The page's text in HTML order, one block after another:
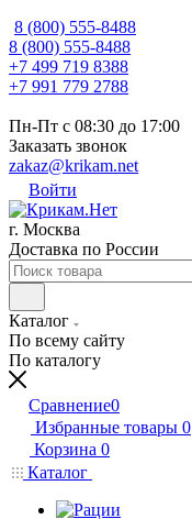
8 (800) 555-8488
8 (800) 555-8488
+7 499 719 8388
+7 991 779 2788
Пн-Пт с 08:30 до 17:00
Заказать звонок
zakaz@krikam.net
Войти
г. Москва
Доставка по России
Каталог
По всему сайту
По каталогу
Сравнение0
Избранные товары 0
Корзина 0
Каталог